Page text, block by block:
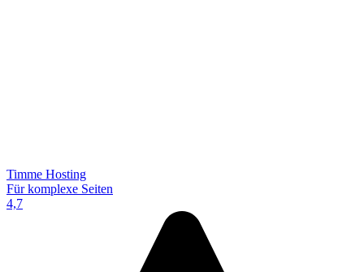
Timme Hosting
Für komplexe Seiten
4,7